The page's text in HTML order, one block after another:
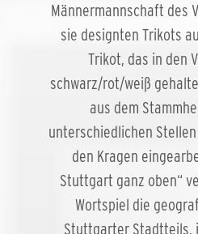
Männermannschaft des
sie designten Trikots
Trikot, das in den
schwarz/rot/weiß
aus dem
unterschiedlichen
den Kragen
Stuttgart ganz oben“
Wortspiel die
Stuttgarter Stadtteils,